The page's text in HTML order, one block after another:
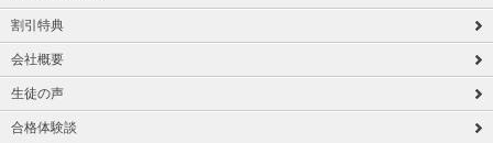
割引特典
会社概要
生徒の声
合格体験談